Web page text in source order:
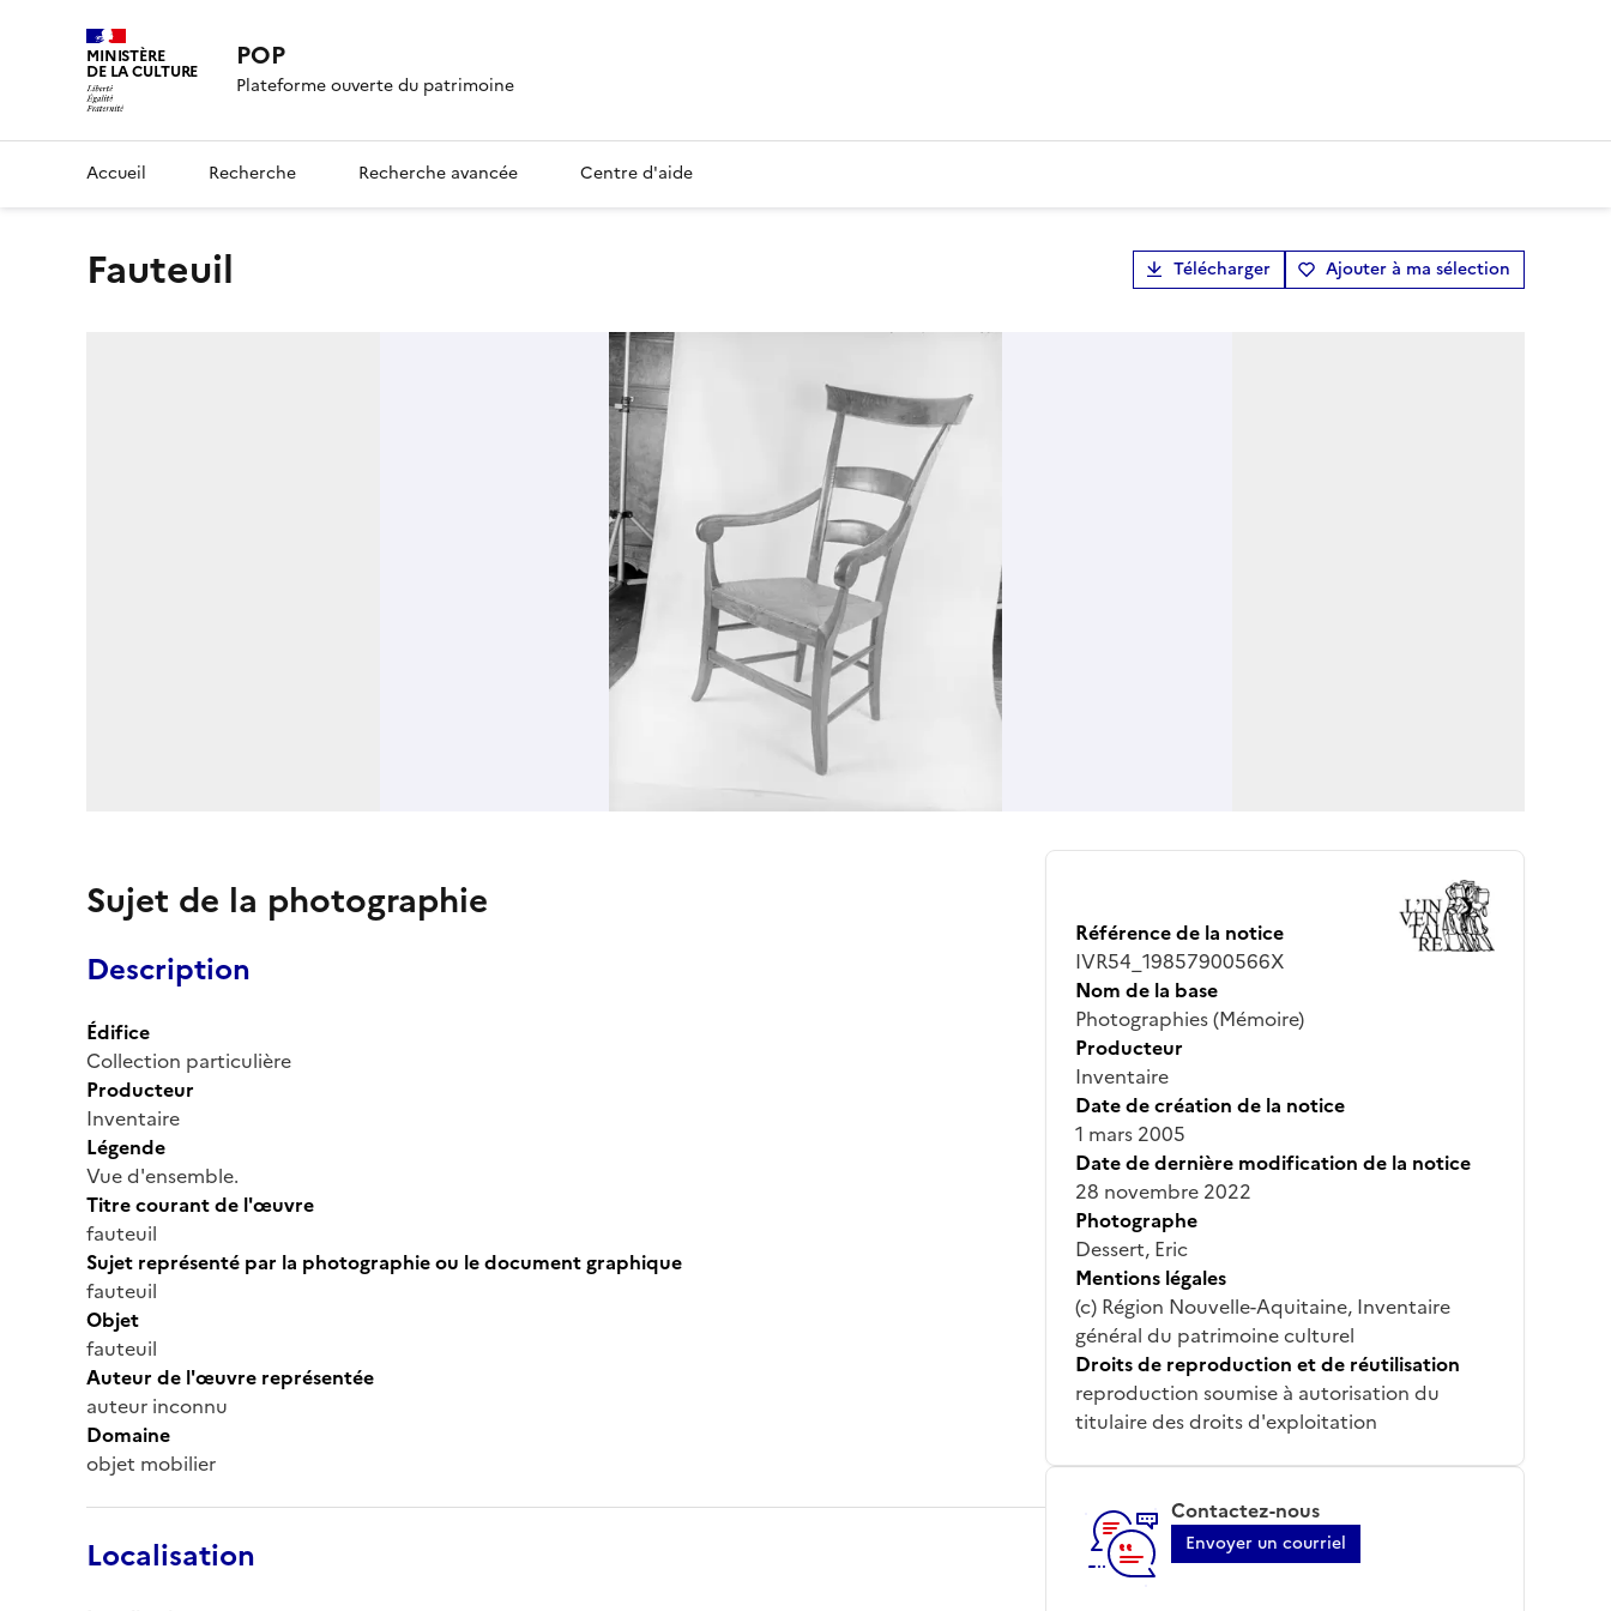
MINISTÈRE
DE LA CULTURE POP
Plateforme ouverte du patrimoine
Accueil Recherche Recherche avancée Centre d'aide
fauteuil Télécharger Ajouter à ma sélection
Sujet de la photographie
Description
Édifice
Collection particulière
Producteur
Inventaire
Légende
Vue d'ensemble.
Titre courant de l'œuvre
fauteuil
Sujet représenté par la photographie ou le document graphique
fauteuil
Objet
fauteuil
Auteur de l'œuvre représentée
auteur inconnu
Domaine
objet mobilier
Localisation
Référence de la notice
IVR54_19857900566X
Nom de la base
Photographies (Mémoire)
Producteur
Inventaire
Date de création de la notice
1 mars 2005
Date de dernière modification de la notice
28 novembre 2022
Photographe
Dessert, Eric
Mentions légales
(c) Région Nouvelle-Aquitaine, Inventaire
général du patrimoine culturel
Droits de reproduction et de réutilisation
reproduction soumise à autorisation du
titulaire des droits d'exploitation
Contactez-nous
Envoyer un courriel